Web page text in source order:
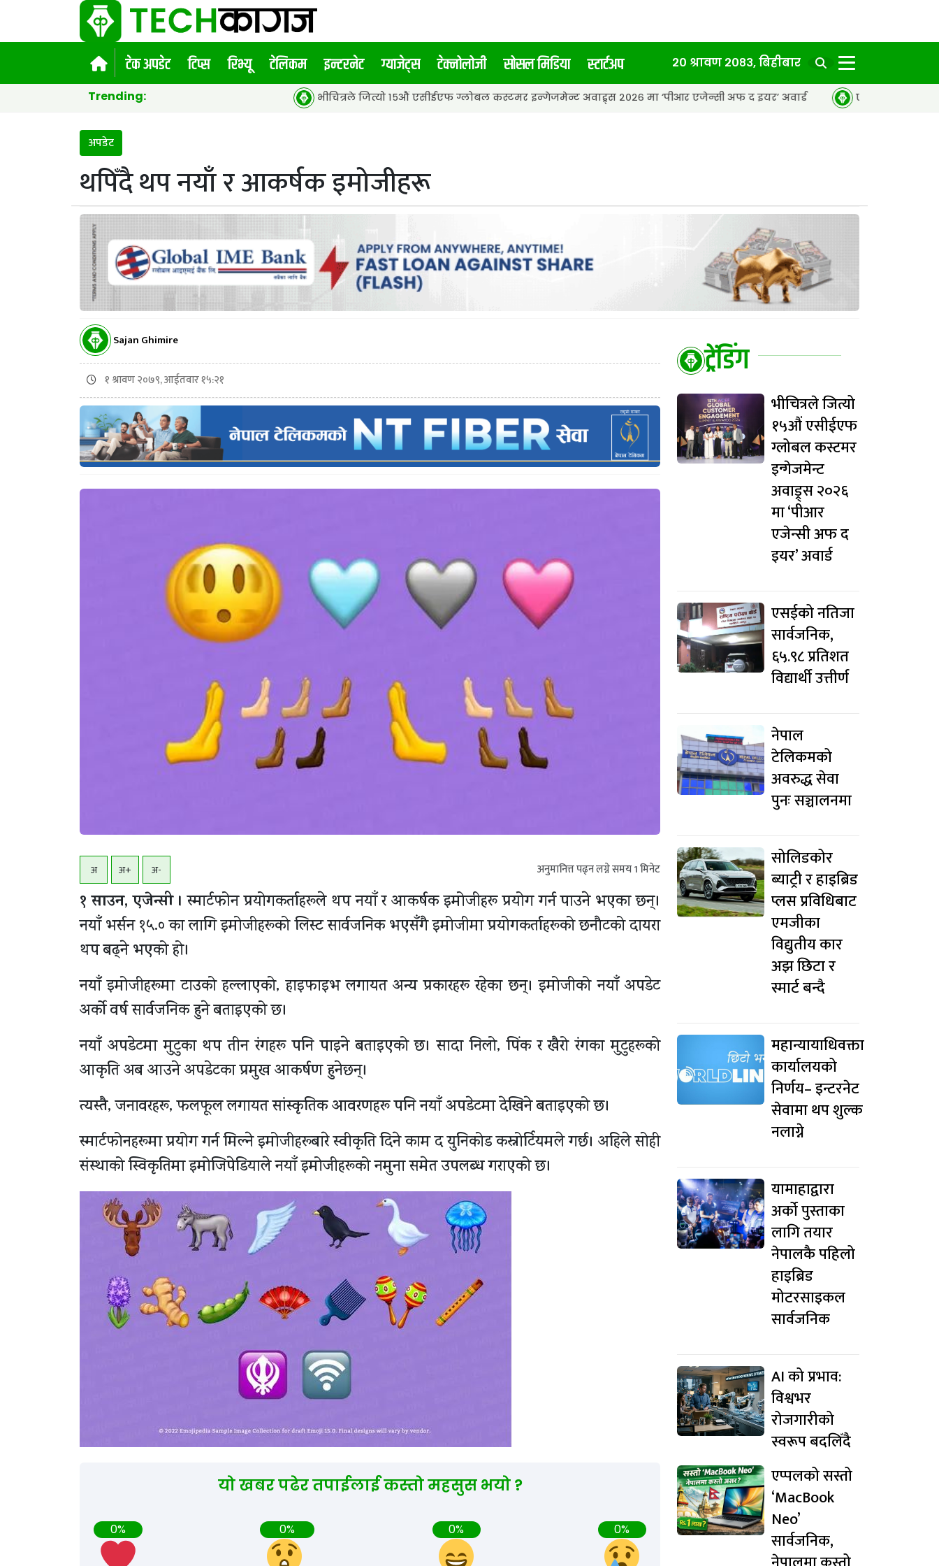
टेक अपडेट टिप्स रिभ्यू टेलिकम इन्टरनेट ग्याजेट्स टेक्नोलोजी सोसल मिडिया स्टार्टअप २० श्रावण २०८३, बिहीबार
Trending: भीचित्रले जित्यो १५औं एसीईएफ ग्लोबल कस्टमर इन्गेजमेन्ट अवाड्र्स २०२६ मा ‘पीआर एजेन्सी अफ द इयर’ अवार्ड एसईको नतिजा सार्वजनिक, ६५.९८
अपडेट
थपिँदै थप नयाँ र आकर्षक इमोजीहरू
Sajan Ghimire
१ श्रावण २०७९, आईतवार १५:२१
अ अ+ अ- अनुमानित्त पढ्न लग्ने समय1मिनेट
१ साउन, एजेन्सी । स्मार्टफोन प्रयोगकर्ताहरूले थप नयाँ र आकर्षक इमोजीहरू प्रयोग गर्न पाउने भएका छन्।
नयाँ भर्सन १५.० का लागि इमोजीहरूको लिस्ट सार्वजनिक भएसँगै इमोजीमा प्रयोगकर्ताहरूको छनाैटको दायरा
थप बढ्ने भएको हो।
नयाँ इमोजीहरूमा टाउको हल्लाएको, हाइफाइभ लगायत अन्य प्रकारहरू रहेका छन्। इमोजीको नयाँ अपडेट
अर्को वर्ष सार्वजनिक हुने बताइएको छ।
नयाँ अपडेटमा मुटुका थप तीन रंगहरू पनि पाइने बताइएको छ। सादा निलो, पिंक र खैरो रंगका मुटुहरूको
आकृति अब आउने अपडेटका प्रमुख आकर्षण हुनेछन्।
त्यस्तै, जनावरहरू, फलफूल लगायत सांस्कृतिक आवरणहरू पनि नयाँ अपडेटमा देखिने बताइएको छ।
स्मार्टफोनहरूमा प्रयोग गर्न मिल्ने इमोजीहरूबारे स्वीकृति दिने काम द युनिकोड कस्नोर्टियमले गर्छ। अहिले सोही
संस्थाको स्विकृतिमा इमोजिपेडियाले नयाँ इमोजीहरूको नमुना समेत उपलब्ध गराएको छ।
यो खबर पढेर तपाईलाई कस्तो महसुस भयो ?
0% 0% 0% 0%
ट्रेंडिंग
भीचित्रले जित्यो
१५औं एसीईएफ
ग्लोबल कस्टमर
इन्गेजमेन्ट
अवाड्र्स २०२६
मा ‘पीआर
एजेन्सी अफ द
इयर’ अवार्ड
एसईको नतिजा
सार्वजनिक,
६५.९८ प्रतिशत
विद्यार्थी उत्तीर्ण
नेपाल
टेलिकमको
अवरुद्ध सेवा
पुनः सञ्चालनमा
सोलिडकोर
ब्याट्री र हाइब्रिड
प्लस प्रविधिबाट
एमजीका
विद्युतीय कार
अझ छिटा र
स्मार्ट बन्दै
महान्यायाधिवक्ता
कार्यालयको
निर्णय– इन्टरनेट
सेवामा थप शुल्क
नलाग्ने
यामाहाद्वारा
अर्को पुस्ताका
लागि तयार
नेपालकै पहिलो
हाइब्रिड
मोटरसाइकल
सार्वजनिक
AI को प्रभाव:
विश्वभर
रोजगारीको
स्वरूप बदलिँदै
एप्पलको सस्तो
‘MacBook
Neo’
सार्वजनिक,